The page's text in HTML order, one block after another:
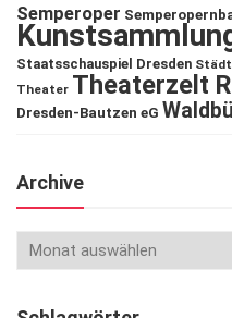
Semperoper
Staatsschauspiel Dresden
Theater Theaterzelt
Dresden-Bautzen eG
Archive